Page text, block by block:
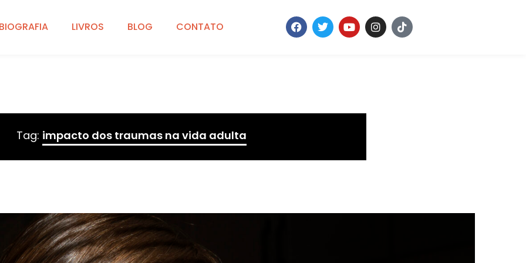
LIVROS BLOG CONTATO
Tag: impacto dos traumas na vida adulta